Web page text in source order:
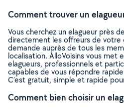
Comment trouver un
Vous cherchez un elagueur près
directement les offreurs de votre
demande auprès de tous les
localisation. AlloVoisins vous met
elagueurs, professionnels et
capables de vous répondre
C’est gratuit, simple et rapide
Comment bien choisir un